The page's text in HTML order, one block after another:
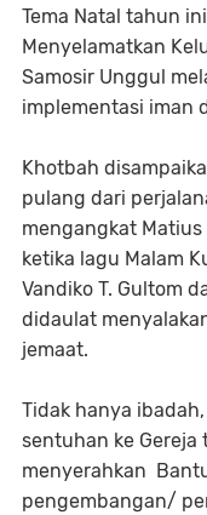
Tema Natal tahun
Menyelamatkan
Samosir Unggul
implementasi iman
Khotbah
pulang dari
mengangkat Matius
ketika lagu Malam
Vandiko T. Gultom
didaulat
jemaat.
Tidak hanya
sentuhan ke Gereja
menyerahkan
pengembangan/